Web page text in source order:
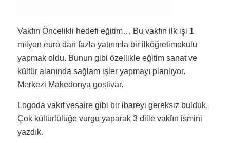
Vakfın Öncelikli hedefi eğitim… Bu vakfın ilk işi 1
milyon euro dan fazla yatırımla bir ilköğretimokulu
yapmak oldu. Bunun gibi özellikle eğitim sanat ve
kültür alanında sağlam işler yapmayı planlıyor.
Merkezi Makedonya gostivar.
Logoda vakıf vesaire gibi bir ibareyi gereksiz bulduk.
Çok kültürlülüğe vurgu yaparak 3 dille vakfın ismini
yazdık.